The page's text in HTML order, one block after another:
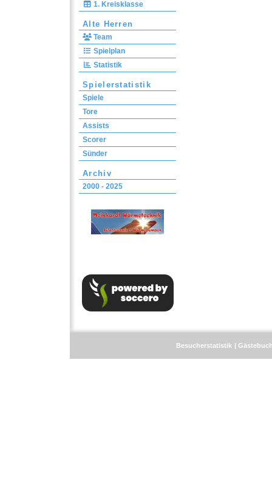
1. Kreisklasse
Alte Herren
Team
Spielplan
Statistik
Spielerstatistik
Spiele
Tore
Assists
Scorer
Sünder
Archiv
2000 - 2025
Besucherstatistik